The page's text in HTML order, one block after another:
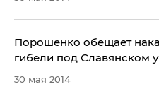
​Порошенко обещает
гибели под Славянском
30 мая 2014